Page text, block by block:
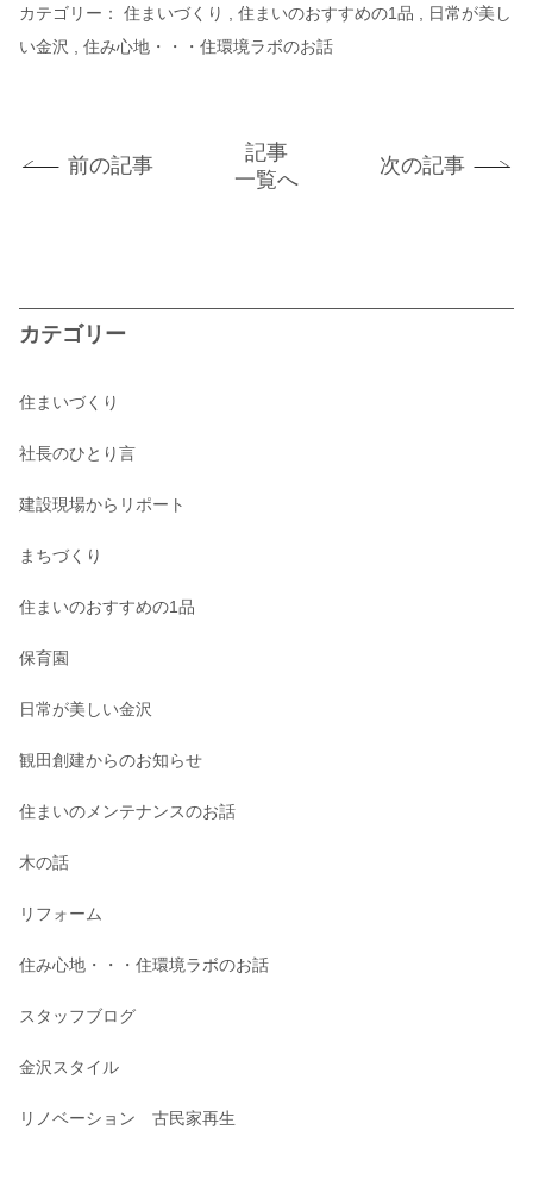
カテゴリー： 住まいづくり 住まいのおすすめの1品
日常が美し
い金沢
住み心地・・・住環境ラボのお話
前の記事
記事
一覧へ
次の記事
カテゴリー
住まいづくり
社長のひとり言
建設現場からリポート
まちづくり
住まいのおすすめの1品
保育園
日常が美しい金沢
観田創建からのお知らせ
住まいのメンテナンスのお話
木の話
リフォーム
住み心地・・・住環境ラボのお話
スタッフブログ
金沢スタイル
リノベーション 古民家再生